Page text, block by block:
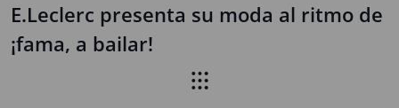
E.Leclerc presenta su moda al ritmo de
¡fama, a bailar!